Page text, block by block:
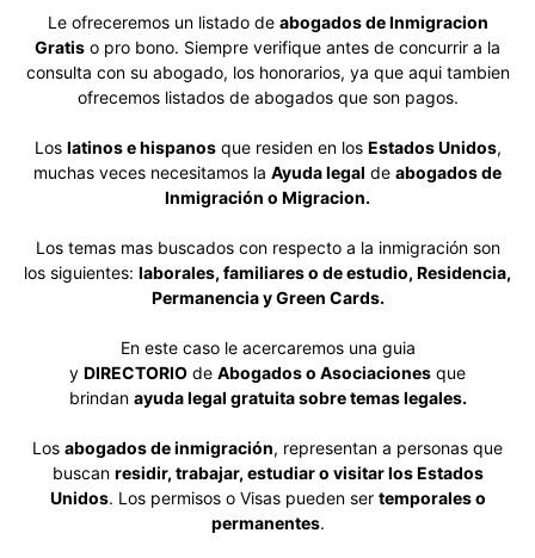
Le ofreceremos un listado de abogados de Inmigracion
Gratis o pro bono. Siempre verifique antes de concurrir a la
consulta con su abogado, los honorarios, ya que aqui tambien
ofrecemos listados de abogados que son pagos.
Los latinos e hispanosque residen en los Estados Unidos,
muchas veces necesitamos la Ayuda legal de abogados de
Inmigración o Migracion.
Los temas mas buscados con respecto a la inmigración son
los siguientes: laborales, familiares o de estudio, Residencia,
Permanencia y Green Cards.
En este caso le acercaremos una guia
y DIRECTORIO de Abogados o Asociaciones que
brindan ayuda legal gratuita sobre temas legales.
Los abogados de inmigración, representan a personas que
buscan residir, trabajar, estudiar o visitar los Estados
Unidos. Los permisos o Visas pueden ser temporales o
permanentes.